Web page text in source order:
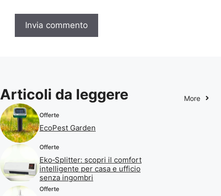
Articoli da leggere More
Offerte
EcoPest Garden
Offerte
Eko‑Splitter: scopri il comfort
intelligente per casa e ufficio
senza ingombri
Offerte